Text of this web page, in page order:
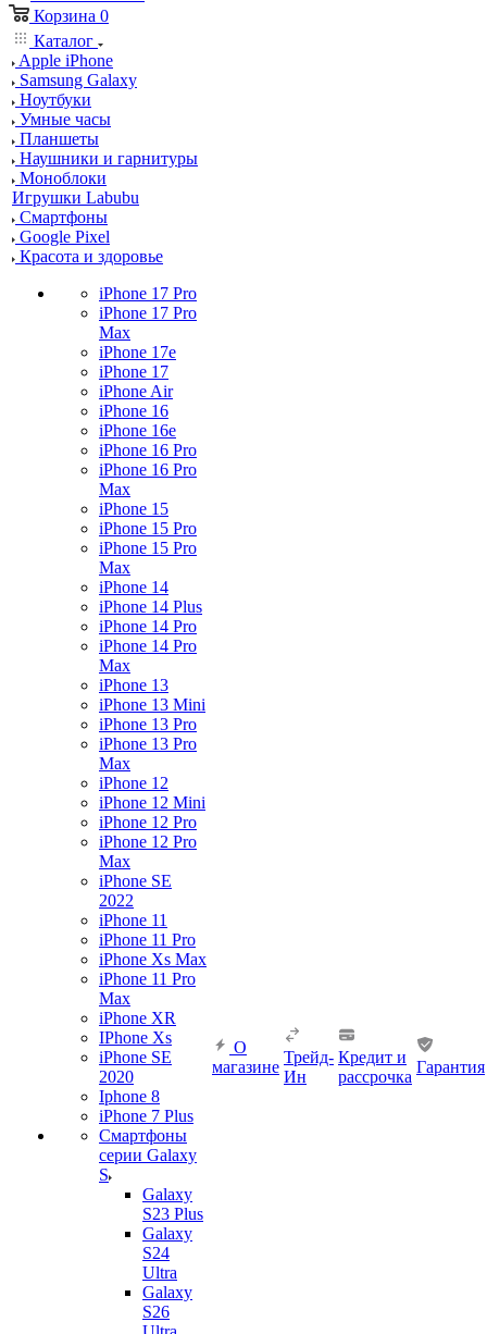
Корзина 0
Каталог
Apple iPhone
Samsung Galaxy
Ноутбуки
Умные часы
Планшеты
Наушники и гарнитуры
Моноблоки
Игрушки Labubu
Смартфоны
Google Pixel
Красота и здоровье
iPhone 17 Pro
iPhone 17 Pro
Max
iPhone 17e
iPhone 17
iPhone Air
iPhone 16
iPhone 16e
iPhone 16 Pro
iPhone 16 Pro
Max
iPhone 15
iPhone 15 Pro
iPhone 15 Pro
Max
iPhone 14
iPhone 14 Plus
iPhone 14 Pro
iPhone 14 Pro
Max
iPhone 13
iPhone 13 Mini
iPhone 13 Pro
iPhone 13 Pro
Max
iPhone 12
iPhone 12 Mini
iPhone 12 Pro
iPhone 12 Pro
Max
iPhone SE
2022
iPhone 11
iPhone 11 Pro
iPhone Xs Max
iPhone 11 Pro
Max
iPhone XR
IPhone Xs
iPhone SE
2020
Iphone 8
iPhone 7 Plus
Смартфоны
серии Galaxy
S
Galaxy
S23 Plus
Galaxy
S24
Ultra
Galaxy
S26
О
магазине
Трейд-
Ин
Кредит и
рассрочка
Гарантия